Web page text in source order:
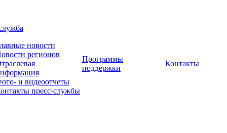
новости
регионов
и видеоотчеты
пресс-службы
Программы
поддержки
Контакты